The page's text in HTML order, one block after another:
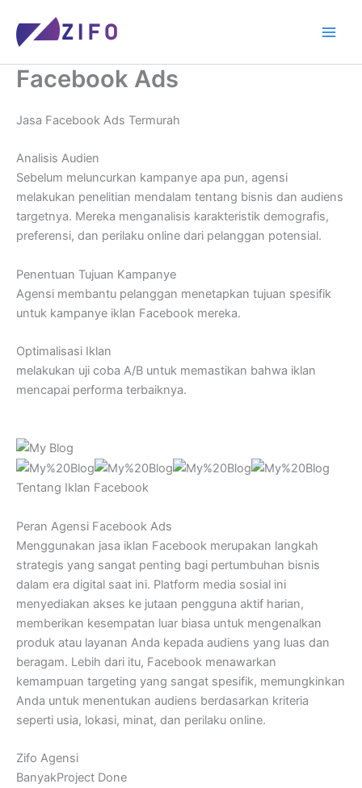
content
Facebook Ads
Jasa Facebook Ads Termurah
Analisis Audien
Sebelum meluncurkan kampanye apa pun, agensi
melakukan penelitian mendalam tentang bisnis dan audiens
targetnya. Mereka menganalisis karakteristik demografis,
preferensi, dan perilaku online dari pelanggan potensial.
Penentuan Tujuan Kampanye
Agensi membantu pelanggan menetapkan tujuan spesifik
untuk kampanye iklan Facebook mereka.
Optimalisasi Iklan
melakukan uji coba A/B untuk memastikan bahwa iklan
mencapai performa terbaiknya.
Tentang Iklan Facebook
Peran Agensi Facebook Ads
Menggunakan jasa iklan Facebook merupakan langkah
strategis yang sangat penting bagi pertumbuhan bisnis
dalam era digital saat ini. Platform media sosial ini
menyediakan akses ke jutaan pengguna aktif harian,
memberikan kesempatan luar biasa untuk mengenalkan
produk atau layanan Anda kepada audiens yang luas dan
beragam. Lebih dari itu, Facebook menawarkan
kemampuan targeting yang sangat spesifik, memungkinkan
Anda untuk menentukan audiens berdasarkan kriteria
seperti usia, lokasi, minat, dan perilaku online.
Zifo Agensi
BanyakProject Done